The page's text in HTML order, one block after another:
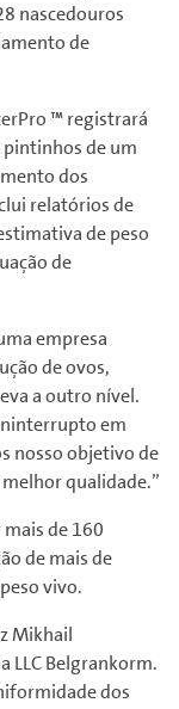
nascedouros
de
™ registrará
pintinhos de um
dos
relatórios de
de peso
de
empresa
de ovos,
a outro nível.
em
nosso objetivo de
qualidade.”
de 160
de mais de
vivo.
Mikhail
LLC Belgrankorm.
dos